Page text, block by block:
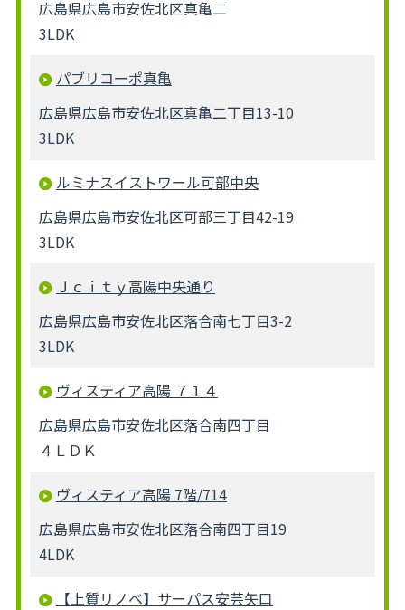
広島県広島市安佐北区真亀二
3LDK
パブリコーポ真亀
広島県広島市安佐北区真亀二丁目13-10
3LDK
ルミナスイストワール可部中央
広島県広島市安佐北区可部三丁目42-19
3LDK
Ｊｃｉｔｙ高陽中央通り
広島県広島市安佐北区落合南七丁目3-2
3LDK
ヴィスティア高陽 ７１４
広島県広島市安佐北区落合南四丁目
４ＬＤＫ
ヴィスティア高陽 7階/714
広島県広島市安佐北区落合南四丁目19
4LDK
【上質リノベ】サーパス安芸矢口